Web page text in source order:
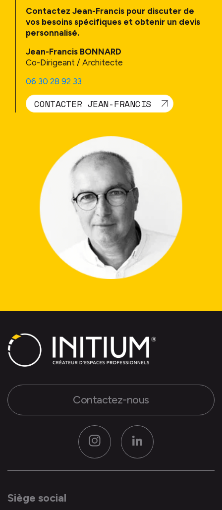
Contactez Jean-Francis pour discuter de
vos besoins spécifiques et obtenir un devis
personnalisé.
Jean-Francis BONNARD
Co-Dirigeant / Architecte
06 30 28 92 33
CONTACTER JEAN-FRANCIS
Contactez-nous
InstagramLinkedIn
Siège social